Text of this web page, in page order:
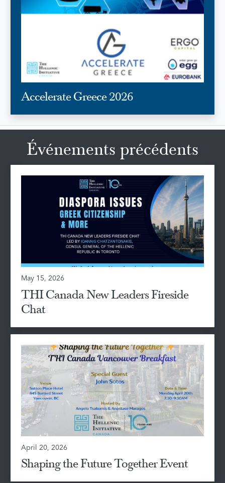
Accelerate Greece 2026
Événements précédents
May 15, 2026
THI Canada New Leaders Fireside
Chat
April 20, 2026
Shaping the Future Together Event